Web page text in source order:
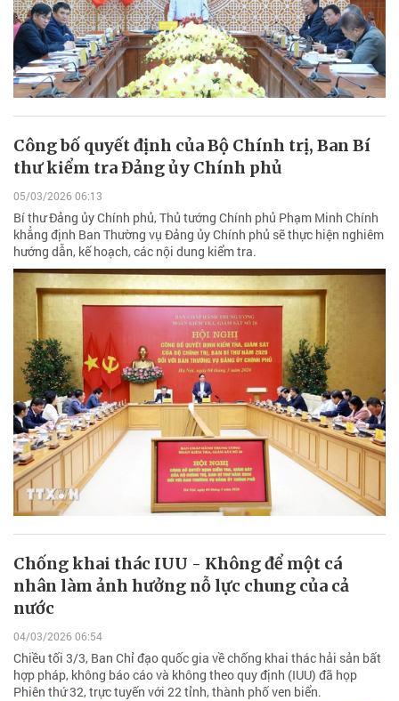
Công bố quyết định của Bộ Chính trị, Ban Bí
thư kiểm tra Đảng ủy Chính phủ
05/03/2026 06:13
Bí thư Đảng ủy Chính phủ, Thủ tướng Chính phủ Phạm Minh Chính
khẳng định Ban Thường vụ Đảng ủy Chính phủ sẽ thực hiện nghiêm
hướng dẫn, kế hoạch, các nội dung kiểm tra.
Chống khai thác IUU - Không để một cá
nhân làm ảnh hưởng nỗ lực chung của cả
nước
04/03/2026 06:54
Chiều tối 3/3, Ban Chỉ đạo quốc gia về chống khai thác hải sản bất
hợp pháp, không báo cáo và không theo quy định (IUU) đã họp
Phiên thứ 32, trực tuyến với 22 tỉnh, thành phố ven biển.